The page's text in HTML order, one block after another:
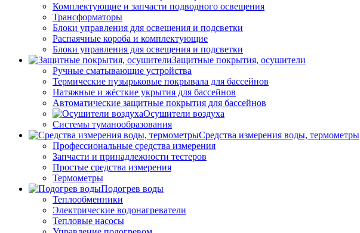
Комплектующие и запчасти подводного освещения
Трансформаторы
Блоки управления для освещения и подсветки
Распаячные короба и комплектующие
Блоки управления для освещения и подсветки
Защитные покрытия, осушители
Ручные сматывающие устройства
Термические пузырьковые покрывала для бассейнов
Натяжные и жёсткие укрытия для бассейнов
Автоматические защитные покрытия для бассейнов
Осушители воздуха
Системы туманообразования
Средства измерения воды, термометры
Профессиональные средства измерения
Запчасти и принадлежности тестеров
Простые средства измерения
Термометры
Подогрев воды
Теплообменники
Электрические водонагреватели
Тепловые насосы